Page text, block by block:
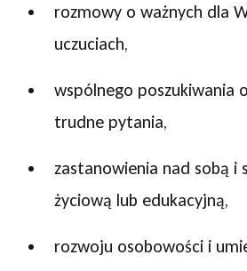
rozmowy o ważnych dla
uczuciach,
wspólnego poszukiwania
trudne pytania,
zastanowienia nad sobą i
życiową lub edukacyjną,
rozwoju osobowości i